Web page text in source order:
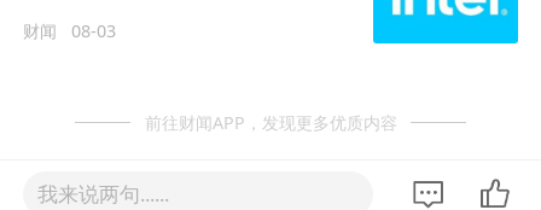
财闻 08-03
前往财闻APP，发现更多优质内容
我来说两句......